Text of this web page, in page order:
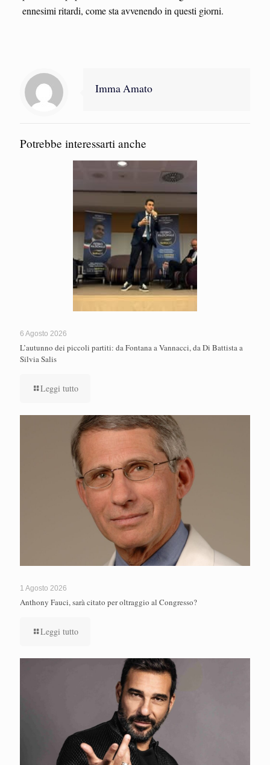
ennesimi ritardi, come sta avvenendo in questi giorni.
Imma Amato
Potrebbe interessarti anche
6 Agosto 2026
L’autunno dei piccoli partiti: da Fontana a Vannacci, da Di Battista a
Silvia Salis
Leggi tutto
1 Agosto 2026
Anthony Fauci, sarà citato per oltraggio al Congresso?
Leggi tutto